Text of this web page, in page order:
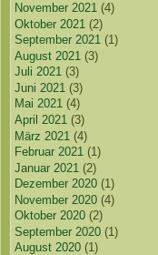
November 2021 (4)
Oktober 2021 (2)
September 2021 (1)
August 2021 (3)
Juli 2021 (3)
Juni 2021 (3)
Mai 2021 (4)
April 2021 (3)
März 2021 (4)
Februar 2021 (1)
Januar 2021 (2)
Dezember 2020 (1)
November 2020 (4)
Oktober 2020 (2)
September 2020 (1)
August 2020 (1)